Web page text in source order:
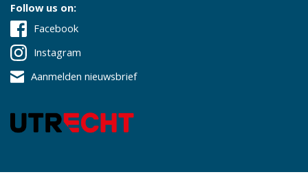
Follow us on:
Facebook
Instagram
Aanmelden nieuwsbrief